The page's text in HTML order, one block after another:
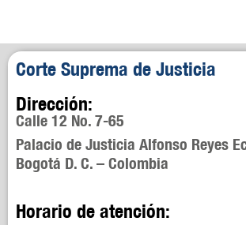
Corte Suprema de Justicia
Dirección:
Calle 12 No. 7-65
Palacio de Justicia Alfonso Reyes
Bogotá D. C. – Colombia
Horario de atención: